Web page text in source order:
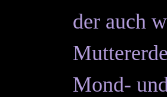
der auch
Mond-